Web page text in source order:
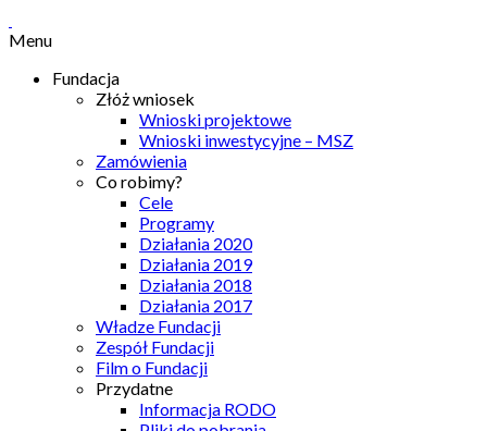
Menu
Fundacja
Złóż wniosek
Wnioski projektowe
Wnioski inwestycyjne – MSZ
Zamówienia
Co robimy?
Cele
Programy
Działania 2020
Działania 2019
Działania 2018
Działania 2017
Władze Fundacji
Zespół Fundacji
Film o Fundacji
Przydatne
Informacja RODO